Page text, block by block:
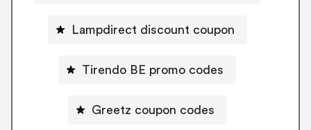
Lampdirect discount coupon
Tirendo BE promo codes
Greetz coupon codes